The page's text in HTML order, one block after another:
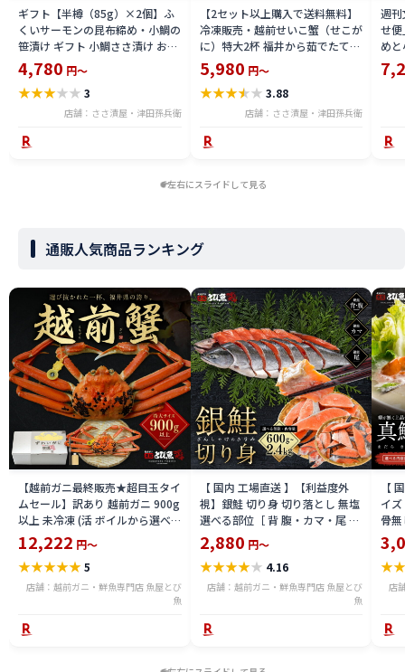
ギフト【半樽（85g）×2個】ふ
くいサーモンの昆布締め・小鯛の
笹漬け ギフト 小鯛ささ漬け お祝
い お返し お慶び 内祝 お取り寄せ
福井 魚介 海鮮 満天青空レストラ
ンで紹介 ささ漬け ささづけ
[_212642_]【NE】
4,780 円～
★★★★★ 3
店舗：ささ漬屋・津田孫兵衛
【2セット以上購入で送料無料】
冷凍販売・越前せいこ蟹（せこが
に）特大2杯 福井から茹でたて直
送！ セコガニ せいこがに 越前か
に ずわい蟹のメス 保冷容器込み
[_216926_]【NE】
5,980 円～
★★★★★ 3.88
店舗：ささ漬屋・津田孫兵衛
週
せ
め
酒
飲
【
左右にスライドして見る
通販人気商品ランキング
【越前ガニ最終販売★超目玉タイ
ムセール】訳あり 越前ガニ 900g
以上 未冷凍 (活 ボイルから選べ
る) 福井県産 国産 産地直送 脚折
れ 訳ありカニ 越前がに ズワイガ
ニ 越前 かに 送料無料 etz-900w
12,222 円～
★★★★★5
店舗：越前ガニ・鮮魚専門店 魚屋とび
魚
【 国内 工場直送 】【利益度外
視】銀鮭 切り身 切り落とし 無塩
選べる部位［ 背 腹・カマ・尾 ］
600g〜2.4kg 骨取り・骨無し 骨
あり 切り落とし 骨取り・骨無し
切身 ses2301-12ka
2,880 円～
★★★★★ 4.16
店舗：越前ガニ・鮮魚専門店 魚屋とび
魚
【
イ
骨
(真
ライ
★
店